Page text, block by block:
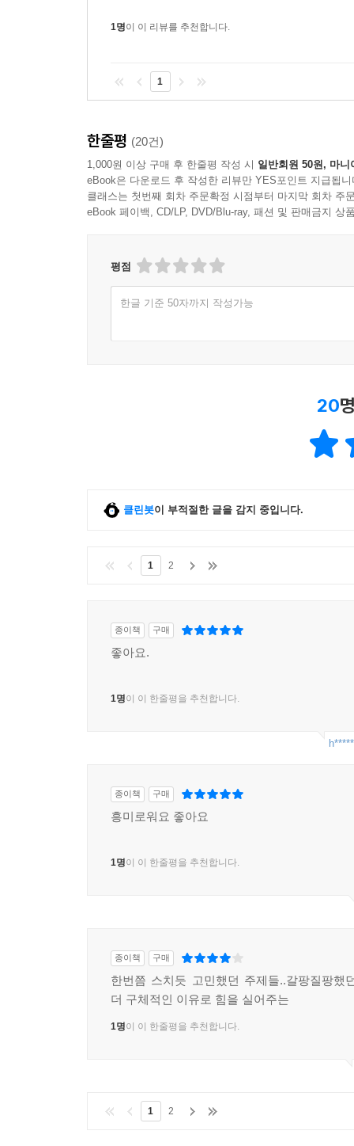
1명이 이 리뷰를 추천합니다.
1
한줄평 (20건)
1,000원 이상 구매 후 한줄평 작성 시 일반회원 50원, 마니
eBook은 다운로드 후 작성한 리뷰만 YES포인트 지급됩니
클래스는 첫번째 회차 주문확정 시점부터 마지막 회차 주
eBook 페이백, CD/LP, DVD/Blu-ray, 패션 및 판매금지 상
평점
한글 기준 50자까지 작성가능
20
클린봇이 부적절한 글을 감지 중입니다.
1 2
종이책 구매
좋아요.
1명이 이 한줄평을 추천합니다.
종이책 구매
흥미로워요 좋아요
1명이 이 한줄평을 추천합니다.
종이책 구매
한번쯤 스치듯 고민했던 주제들..갈팡질팡했
더 구체적인 이유로 힘을 실어주는
1명이 이 한줄평을 추천합니다.
1 2